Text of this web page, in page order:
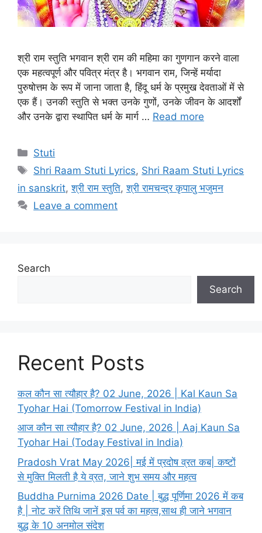
श्री राम स्तुति भगवान श्री राम की महिमा का गुणगान करने वाला
एक महत्वपूर्ण और पवित्र मंत्र है। भगवान राम, जिन्हें मर्यादा
पुरुषोत्तम के रूप में जाना जाता है, हिंदू धर्म के प्रमुख देवताओं में से
एक हैं। उनकी स्तुति से भक्त उनके गुणों, उनके जीवन के आदर्शों
और उनके द्वारा स्थापित धर्म के मार्ग … Read more
C
a
e
g
e
Stuti
T
s
Shri Raam Stuti Lyrics, Shri Raam Stuti Lyrics
in sanskrit,श्री राम स्तुति,श्री रामचन्द्र कृपालु भजुमन
Leave a comment
Search
Search
Recent Posts
कल कौन सा त्यौहार है? 02 June, 2026 | Kal Kaun Sa
Tyohar Hai (Tomorrow Festival in India)
आज कौन सा त्यौहार है? 02 June, 2026 | Aaj Kaun Sa
Tyohar Hai (Today Festival in India)
Pradosh Vrat May 2026| मई में प्रदोष व्रत कब| कष्टों
से मुक्ति मिलती है ये व्रत, जाने शुभ समय और महत्व
Buddha Purnima 2026 Date | बुद्ध पूर्णिमा 2026 में कब
है | नोट करें तिथि जानें इस पर्व का महत्व,साथ ही जाने भगवान
बुद्ध के 10 अनमोल संदेश